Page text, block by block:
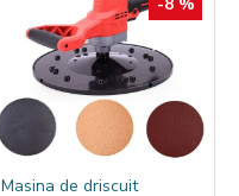
Masina de driscuit